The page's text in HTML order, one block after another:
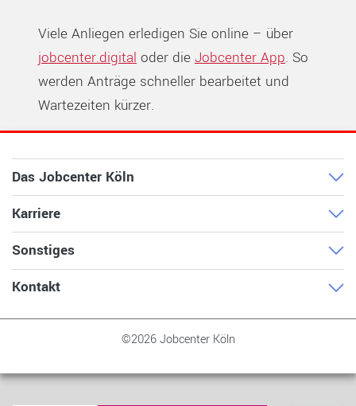
Viele Anliegen erledigen Sie online – über
jobcenter.digital oder die Jobcenter App. So
werden Anträge schneller bearbeitet und
Wartezeiten kürzer.
Das Jobcenter Köln
Karriere
Sonstiges
Kontakt
©2026 Jobcenter Köln